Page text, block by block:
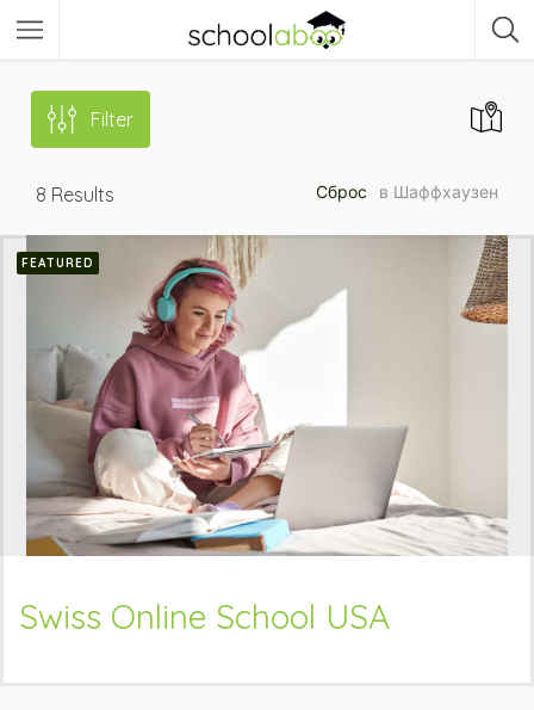
Filter
8 Results в Шаффхаузен
Сброс
FEATURED
Swiss Online School USA